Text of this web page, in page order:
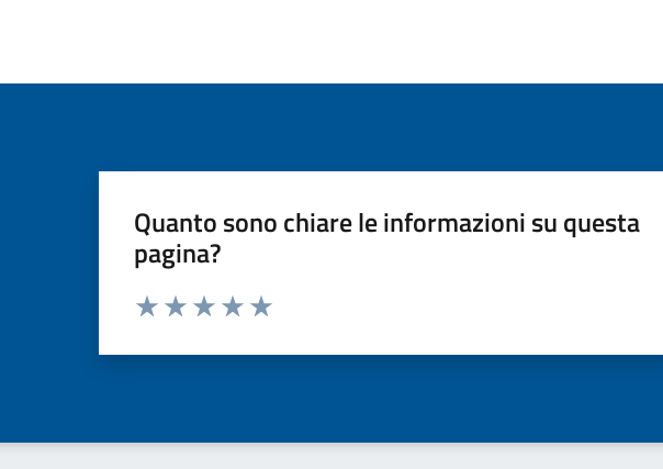
Quanto sono chiare le informazioni su questa
pagina?
Valuta da 1 a 5 stelle la pagina